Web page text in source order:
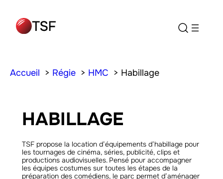
Accueil Régie HMC Habillage
HABILLAGE
TSF propose la location d’équipements d’habillage pour
les tournages de cinéma, séries, publicité, clips et
productions audiovisuelles. Pensé pour accompagner
les équipes costumes sur toutes les étapes de la
préparation des comédiens, le parc permet d’aménager